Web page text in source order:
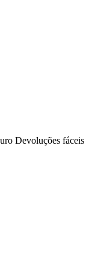
Devoluções fáceis